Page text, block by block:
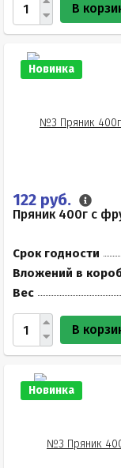
В
Новинка
122 руб.
Пряник 400г с
Срок годности
Вложений в
Вес
В
Новинка